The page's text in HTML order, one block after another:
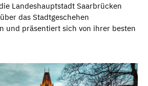
Landeshauptstadt Saarbrücken
das Stadtgeschehen
und präsentiert sich von ihrer besten